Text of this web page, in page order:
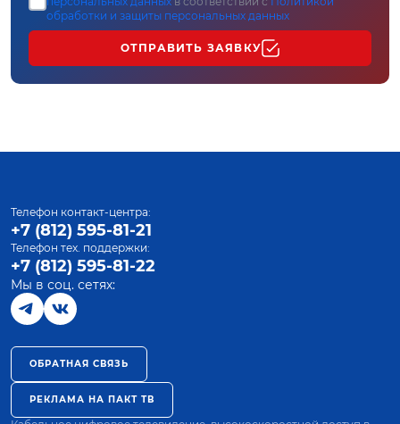
обработки и защиты персональных данных
ОТПРАВИТЬ ЗАЯВКУ
Телефон контакт-центра:
+7 (812) 595-81-21
Телефон тех. поддержки:
+7 (812) 595-81-22
Мы в соц. сетях:
ОБРАТНАЯ СВЯЗЬ
РЕКЛАМА НА ПАКТ ТВ